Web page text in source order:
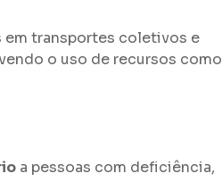
em transportes coletivos e
o uso de recursos como
a pessoas com deficiência,